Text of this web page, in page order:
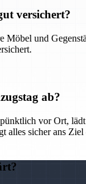
versichert?
Möbel und
ab?
vor Ort,
alles sicher ans